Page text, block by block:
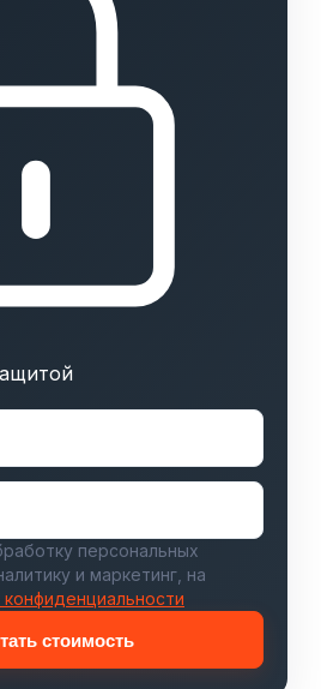
персональных
и маркетинг, на
конфиденциальности
стоимость